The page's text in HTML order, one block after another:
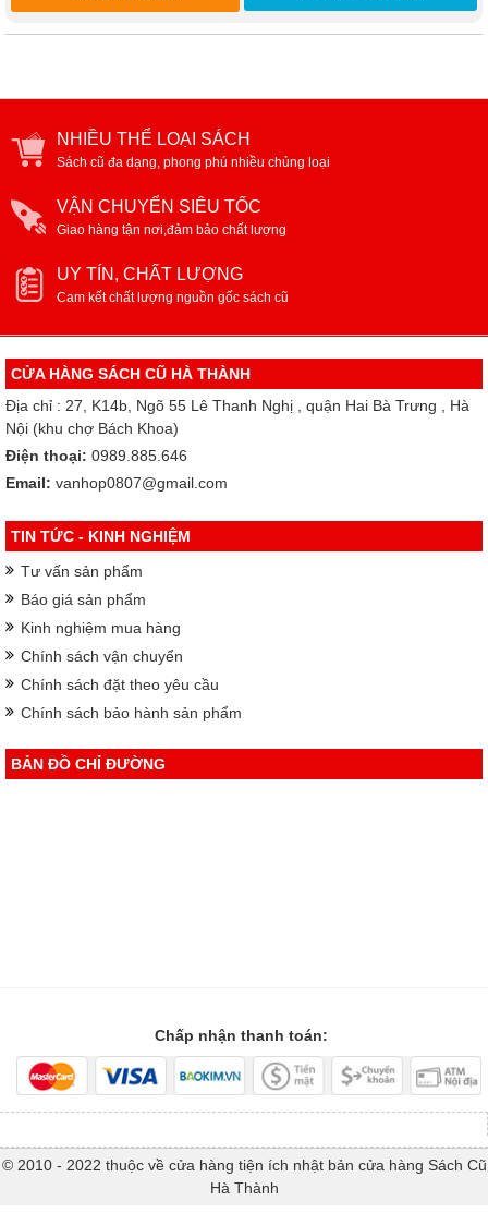
NHIỀU THỂ LOẠI SÁCH
Sách cũ đa dạng, phong phú nhiều chủng loại
VẬN CHUYỂN SIÊU TỐC
Giao hàng tận nơi,đảm bảo chất lượng
UY TÍN, CHẤT LƯỢNG
Cam kết chất lượng nguồn gốc sách cũ
CỬA HÀNG SÁCH CŨ HÀ THÀNH
Địa chỉ : 27, K14b, Ngõ 55 Lê Thanh Nghị , quận Hai Bà Trưng , Hà
Nội (khu chợ Bách Khoa)
Điện thoại: 0989.885.646
Email: vanhop0807@gmail.com
TIN TỨC - KINH NGHIỆM
Tư vấn sản phẩm
Báo giá sản phẩm
Kinh nghiệm mua hàng
Chính sách vận chuyển
Chính sách đặt theo yêu cầu
Chính sách bảo hành sản phẩm
BẢN ĐỒ CHỈ ĐƯỜNG
Chấp nhận thanh toán:
© 2010 - 2022 thuộc về cửa hàng tiện ích nhật bản cửa hàng Sách Cũ
Hà Thành